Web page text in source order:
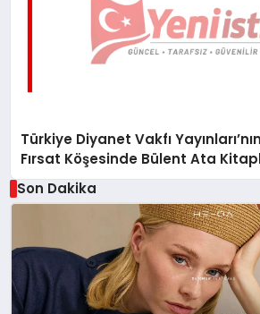
Türkiye Diyanet Vakfı
Fırsat Köşesinde Bülent Ata
Son Dakika